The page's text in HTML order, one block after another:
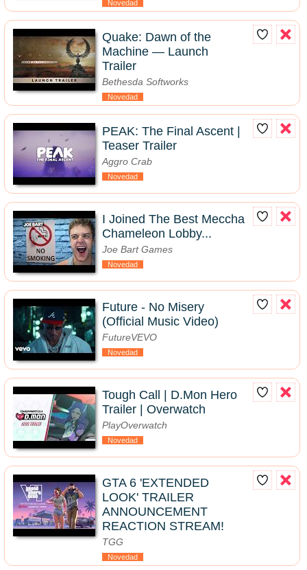
Novedad
Quake: Dawn of the
Machine — Launch
Trailer
Bethesda Softworks
Novedad
PEAK: The Final Ascent |
Teaser Trailer
Aggro Crab
Novedad
I Joined The Best Meccha
Chameleon Lobby...
Joe Bart Games
Novedad
Future - No Misery
(Official Music Video)
FutureVEVO
Novedad
Tough Call | D.Mon Hero
Trailer | Overwatch
PlayOverwatch
Novedad
GTA 6 'EXTENDED
LOOK' TRAILER
ANNOUNCEMENT
REACTION STREAM!
TGG
Novedad